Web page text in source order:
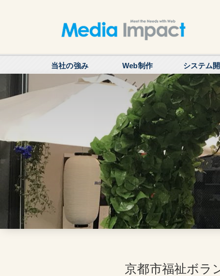
当社の強み Web制作 システム
京都市福祉ボラ